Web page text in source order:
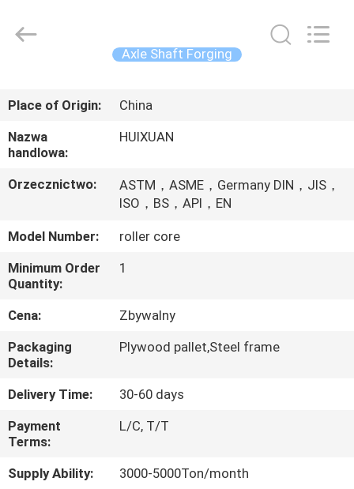
PRODUKTY
FILMY
O
NAS
WYCIECZKA
PO
FABRYCE
KONTROLA
JAKOŚCI
ENERGY
EQUIPMENT
Axle Shaft Forging
Place of Origin:
China
Nazwa
handlowa:
HUIXUAN
Orzecznictwo:
ASTM，ASME，Germany DIN，JIS，
ISO，BS，API，EN
Model Number:
roller core
Minimum Order
Quantity:
1
Cena:
Zbywalny
Packaging
Details:
Plywood pallet,Steel frame
Delivery Time:
30-60 days
Payment
Terms:
L/C, T/T
Supply Ability:
3000-5000Ton/month